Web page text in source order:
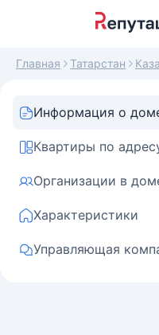
Главная Татарстан
Информация о
Квартиры по
Организации в
Характеристики
Управляющая